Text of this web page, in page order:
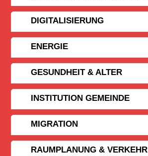
DIGITALISIERUNG
ENERGIE
GESUNDHEIT & ALTER
INSTITUTION GEMEINDE
MIGRATION
RAUMPLANUNG & VERKEHR